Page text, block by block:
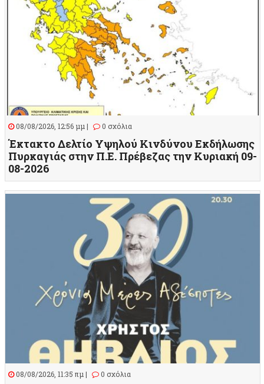
08/08/2026, 12:56 μμ | 0 σχόλια
Έκτακτο Δελτίο Υψηλού Κινδύνου Εκδήλωσης
Πυρκαγιάς στην Π.Ε. Πρέβεζας την Κυριακή 09-
08-2026
08/08/2026, 11:35 πμ | 0 σχόλια